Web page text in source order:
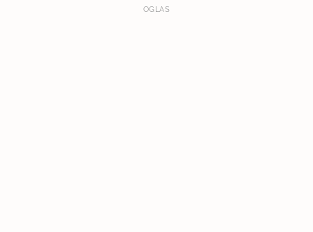
OGLAS